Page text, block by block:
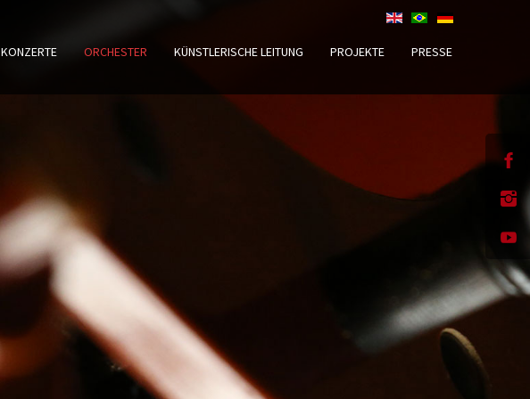
KONZERTE ORCHESTER KÜNSTLERISCHE LEITUNG PROJEKTE PRESSE